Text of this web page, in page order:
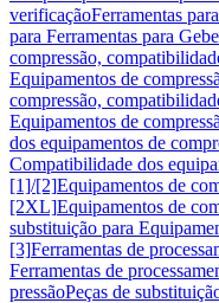
verificaçãoFerramentas
para Ferramentas para
compressão,
Equipamentos de
compressão,
Equipamentos de
dos equipamentos de
Compatibilidade dos
[1]/[2]Equipamentos de
[2XL]Equipamentos de
substituição para
[3]Ferramentas de
Ferramentas de
pressãoPeças de